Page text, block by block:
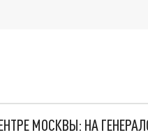
МОСКВЫ: НА